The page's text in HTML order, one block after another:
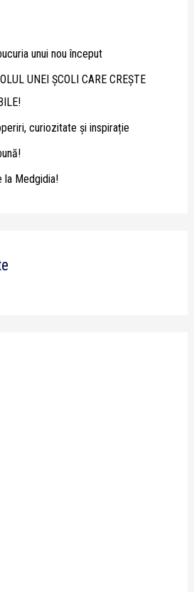
unui nou început
UNEI ȘCOLI CARE CREȘTE
curiozitate și inspirație
la Medgidia!